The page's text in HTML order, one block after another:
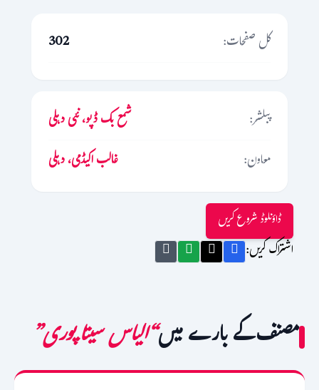
کل صفحات:
302
پبلشر:
شمع بک ڈپو، نئی دہلی
معاون:
غالب اکیڈمی، دہلی
ڈاؤنلوڈ شروع کریں
اشتراک کریں:
مصنف کے بارے میں“الیاس سیتا پوری”